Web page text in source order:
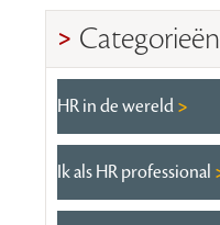
Categorieën
HR in de wereld
Ik als HR professional